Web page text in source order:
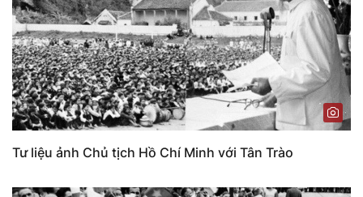
Tư liệu ảnh Chủ tịch Hồ Chí Minh với Tân Trào